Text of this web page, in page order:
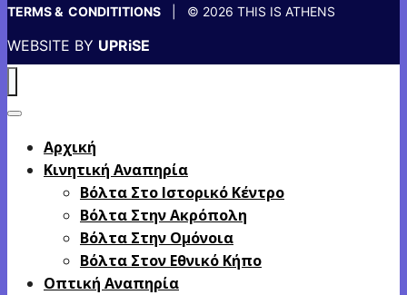
TERMS & CONDITITIONS | © 2026 THIS IS ATHENS
WEBSITE BY UPRiSE
Αρχική
Κινητική Αναπηρία
Βόλτα Στο Ιστορικό Κέντρο
Βόλτα Στην Ακρόπολη
Βόλτα Στην Ομόνοια
Βόλτα Στον Εθνικό Κήπο
Οπτική Αναπηρία